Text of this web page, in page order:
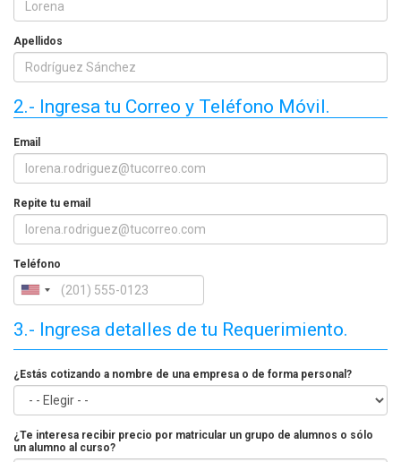
Apellidos
2.- Ingresa tu Correo y Teléfono Móvil.
Email
Repite tu email
Teléfono
3.- Ingresa detalles de tu Requerimiento.
¿Estás cotizando a nombre de una empresa o de forma personal?
¿Te interesa recibir precio por matricular un grupo de alumnos o sólo
un alumno al curso?